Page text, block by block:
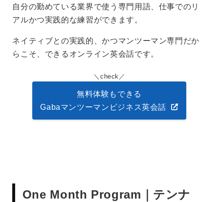
自分の勤めている業界で使う専門用語、仕事でのリ
アルかつ実践的な練習ができます。
ネイティブとの実践的、かつマンツーマン専門だか
らこそ、できるオンライン英会話です。
check
無料体験もできる
Gabaマンツーマンビジネス英会話
One Month Program｜テンナ